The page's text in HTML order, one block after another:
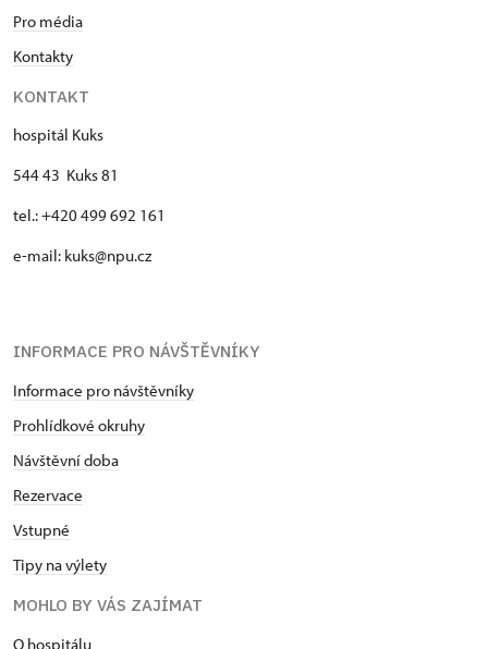
Pro média
Kontakty
KONTAKT
hospitál Kuks
544 43 Kuks 81
tel.: +420 499 692 161
e-mail: kuks@npu.cz
INFORMACE PRO NÁVŠTĚVNÍKY
Informace pro návštěvníky
Prohlídkové okruhy
Návštěvní doba
Rezervace
Vstupné
Tipy na výlety
MOHLO BY VÁS ZAJÍMAT
O hospitálu